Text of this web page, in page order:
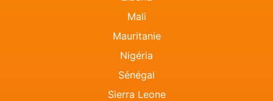
Mali
Mauritanie
Nigéria
Sénégal
Sierra Leone